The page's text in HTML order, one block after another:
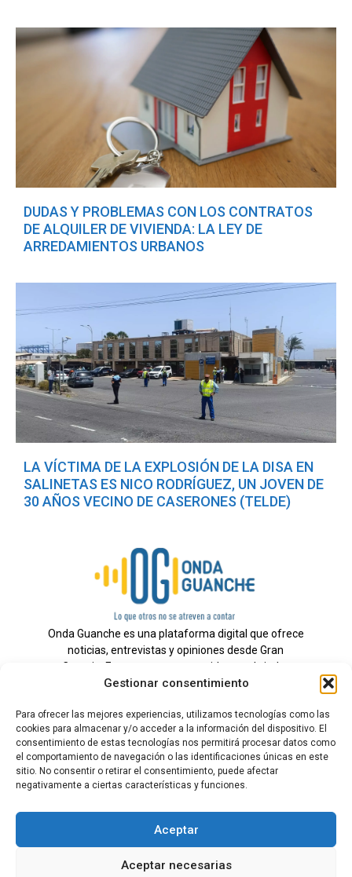
Gestionar consentimiento
Para ofrecer las mejores experiencias, utilizamos tecnologías como las
cookies para almacenar y/o acceder a la información del dispositivo. El
consentimiento de estas tecnologías nos permitirá procesar datos como
el comportamiento de navegación o las identificaciones únicas en este
sitio. No consentir o retirar el consentimiento, puede afectar
negativamente a ciertas características y funciones.
Aceptar
Aceptar necesarias
DUDAS Y PROBLEMAS CON LOS CONTRATOS
DE ALQUILER DE VIVIENDA: LA LEY DE
ARREDAMIENTOS URBANOS
LA VÍCTIMA DE LA EXPLOSIÓN DE LA DISA EN
SALINETAS ES NICO RODRÍGUEZ, UN JOVEN DE
30 AÑOS VECINO DE CASERONES (TELDE)
Onda Guanche es una plataforma digital que ofrece
noticias, entrevistas y opiniones desde Gran
Canaria. Estamos comprometidos con brindar
información veraz y un periodismo independiente a
Todos los derechos reservados.
Radio
Contacto
Aviso Legal